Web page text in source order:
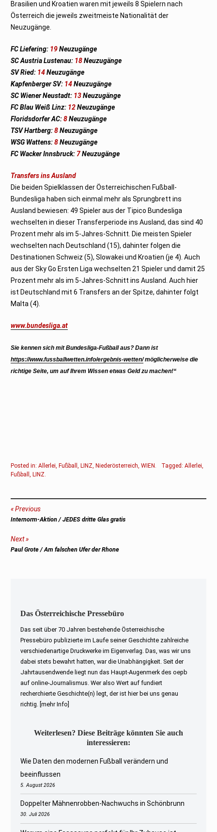
Brasilien und Kroatien waren mit jeweils 8 Spielern nach
Österreich die jeweils zweitmeiste Nationalität der
Neuzugänge.
FC Liefering: 19Neuzugänge
SC Austria Lustenau: 18Neuzugänge
SV Ried: 14Neuzugänge
Kapfenberger SV: 14Neuzugänge
SC Wiener Neustadt: 13Neuzugänge
FC Blau Weiß Linz: 12Neuzugänge
Floridsdorfer AC:8Neuzugänge
TSV Hartberg:8Neuzugänge
WSG Wattens:8Neuzugänge
FC Wacker Innsbruck: 7Neuzugänge
Transfers ins Ausland
Die beiden Spielklassen der Österreichischen Fußball-
Bundesliga haben sich einmal mehr als Sprungbrett ins
Ausland bewiesen: 49 Spieler aus der Tipico Bundesliga
wechselten in dieser Transferperiode ins Ausland, das sind 40
Prozent mehr als im 5-Jahres-Schnitt. Die meisten Spieler
wechselten nach Deutschland (15), dahinter folgen die
Destinationen Schweiz (5), Slowakei und Kroatien (je 4). Auch
aus der Sky Go Ersten Liga wechselten 21 Spieler und damit 25
Prozent mehr als im 5-Jahres-Schnitt ins Ausland. Auch hier
ist Deutschland mit 6 Transfers an der Spitze, dahinter folgt
Malta (4).
www.bundesliga.at
Sie kennen sich mit Bundesliga-Fußball aus? Dann ist
https://www.fussballwetten.info/ergebnis-wetten/möglicherweise die
richtige Seite, um auf Ihrem Wissen etwas Geld zu machen!“
Posted in:Allerlei,Fußball,LINZ,Niederösterreich,WIEN. Tagged:Allerlei,
Fußball,LINZ.
Beitragsnavigation
Previous
Previous
Internorm-Aktion / JEDES dritte Glas gratis
Next
Next
Paul Grote / Am falschen Ufer der Rhone
Das Österreichische Pressebüro
Das seit über 70 Jahren bestehende Österreichische
Pressebüro publizierte im Laufe seiner Geschichte zahlreiche
verschiedenartige Druckwerke im Eigenverlag. Das, was wir uns
dabei stets bewahrt hatten, war die Unabhängigkeit. Seit der
Jahrtausendwende liegt nun das Haupt-Augenmerk des oepb
auf online-Journalismus. Wer also Wert auf fundiert
recherchierte Geschichte(n) legt, der ist hier bei uns genau
richtig.
[mehr Info]
Weiterlesen? Diese Beiträge könnten Sie auch
interessieren:
Wie Daten den modernen Fußball verändern und
beeinflussen
5. August 2026
Doppelter Mähnenrobben-Nachwuchs in Schönbrunn
30. Juli 2026